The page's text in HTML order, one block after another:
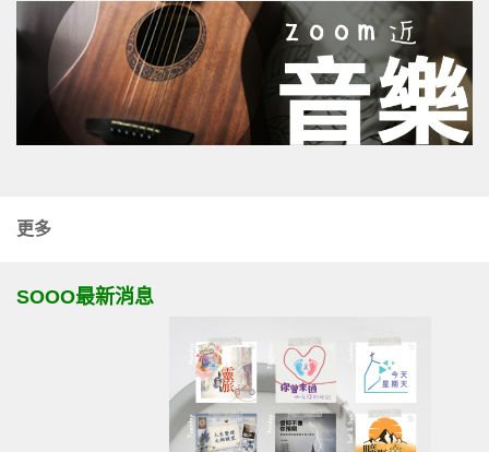
更多
SOOO最新消息